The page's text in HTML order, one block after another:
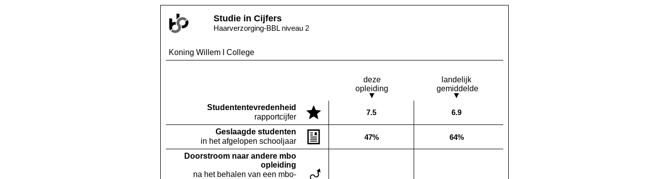
Studie in Cijfers
Haarverzorging-BBL niveau 2
Koning Willem I College
deze
opleiding
landelijk
gemiddelde
Studenten­tevredenheid
rapportcijfer
Deze opleiding:
7.5 Landelijk gemiddelde:
6.9
Geslaagde studenten
in het afgelopen schooljaar
Deze opleiding:
47% Landelijk gemiddelde:
64%
Doorstroom naar andere mbo
opleiding
na het behalen van een mbo-